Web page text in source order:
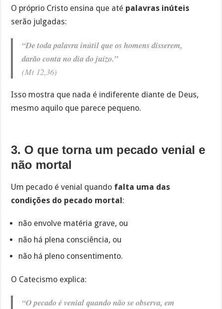
O próprio Cristo ensina que até palavras inúteis
serão julgadas:
“De toda palavra inútil que os homens disserem,
darão conta no dia do juízo.”
(Mt 12,36)
Isso mostra que nada é indiferente diante de Deus,
mesmo aquilo que parece pequeno.
3. O que torna um pecado venial e
não mortal
Um pecado é venial quando falta uma das
condições do pecado mortal:
não envolve matéria grave, ou
não há plena consciência, ou
não há pleno consentimento.
O Catecismo explica:
“O pecado é venial quando não se observa, em